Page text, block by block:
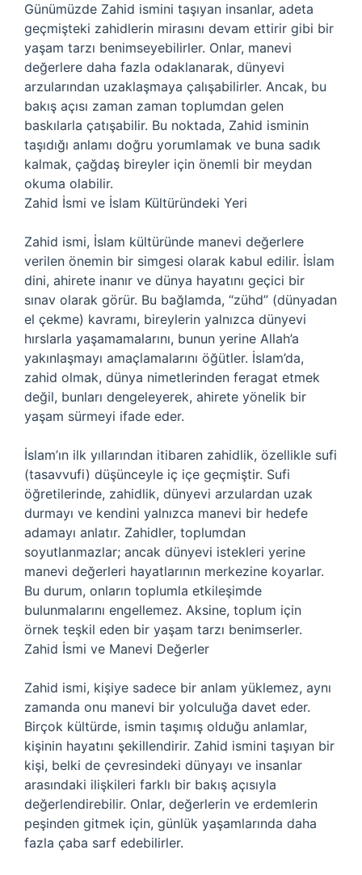
Günümüzde Zahid ismini taşıyan insanlar, adeta
geçmişteki zahidlerin mirasını devam ettirir gibi bir
yaşam tarzı benimseyebilirler. Onlar, manevi
değerlere daha fazla odaklanarak, dünyevi
arzularından uzaklaşmaya çalışabilirler. Ancak, bu
bakış açısı zaman zaman toplumdan gelen
baskılarla çatışabilir. Bu noktada, Zahid isminin
taşıdığı anlamı doğru yorumlamak ve buna sadık
kalmak, çağdaş bireyler için önemli bir meydan
okuma olabilir.
Zahid İsmi ve İslam Kültüründeki Yeri
Zahid ismi, İslam kültüründe manevi değerlere
verilen önemin bir simgesi olarak kabul edilir. İslam
dini, ahirete inanır ve dünya hayatını geçici bir
sınav olarak görür. Bu bağlamda, “zühd” (dünyadan
el çekme) kavramı, bireylerin yalnızca dünyevi
hırslarla yaşamamalarını, bunun yerine Allah’a
yakınlaşmayı amaçlamalarını öğütler. İslam’da,
zahid olmak, dünya nimetlerinden feragat etmek
değil, bunları dengeleyerek, ahirete yönelik bir
yaşam sürmeyi ifade eder.
İslam’ın ilk yıllarından itibaren zahidlik, özellikle sufi
(tasavvufi) düşünceyle iç içe geçmiştir. Sufi
öğretilerinde, zahidlik, dünyevi arzulardan uzak
durmayı ve kendini yalnızca manevi bir hedefe
adamayı anlatır. Zahidler, toplumdan
soyutlanmazlar; ancak dünyevi istekleri yerine
manevi değerleri hayatlarının merkezine koyarlar.
Bu durum, onların toplumla etkileşimde
bulunmalarını engellemez. Aksine, toplum için
örnek teşkil eden bir yaşam tarzı benimserler.
Zahid İsmi ve Manevi Değerler
Zahid ismi, kişiye sadece bir anlam yüklemez, aynı
zamanda onu manevi bir yolculuğa davet eder.
Birçok kültürde, ismin taşımış olduğu anlamlar,
kişinin hayatını şekillendirir. Zahid ismini taşıyan bir
kişi, belki de çevresindeki dünyayı ve insanlar
arasındaki ilişkileri farklı bir bakış açısıyla
değerlendirebilir. Onlar, değerlerin ve erdemlerin
peşinden gitmek için, günlük yaşamlarında daha
fazla çaba sarf edebilirler.